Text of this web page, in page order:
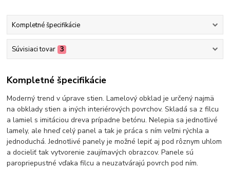
Kompletné špecifikácie
Súvisiaci tovar 3
Kompletné špecifikácie
Moderný trend v úprave stien. Lamelový obklad je určený najmä
na obklady stien a iných interiérových povrchov. Skladá sa z filcu
a lamiel s imitáciou dreva prípadne betónu. Nelepia sa jednotlivé
lamely, ale hneď celý panel a tak je práca s ním veľmi rýchla a
jednoduchá. Jednotlivé panely je možné lepiť aj pod rôznym uhlom
a docieliť tak vytvorenie zaujímavých obrazcov. Panele sú
paropriepustné vďaka filcu a neuzatvárajú povrch pod ním.